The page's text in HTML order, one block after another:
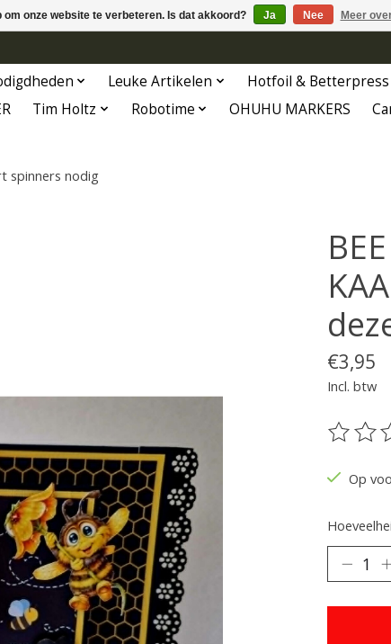
Leuke Artikelen Hotfoil & Betterpress
Tim Holtz Robotime OHUHU MARKERS
spinners nodig
€3,95
Incl. btw
De
Op
om onze website te verbeteren. Is dat akkoord? Ja Nee Meer